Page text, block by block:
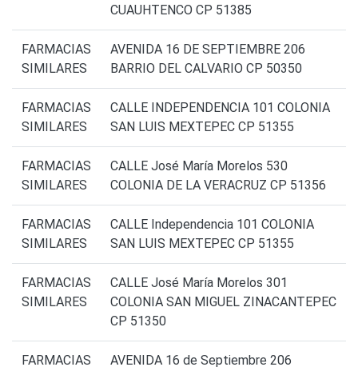
CUAUHTENCO CP 51385
FARMACIAS
SIMILARES
AVENIDA 16 DE SEPTIEMBRE 206
BARRIO DEL CALVARIO CP 50350
FARMACIAS
SIMILARES
CALLE INDEPENDENCIA 101 COLONIA
SAN LUIS MEXTEPEC CP 51355
FARMACIAS
SIMILARES
CALLE José María Morelos 530
COLONIA DE LA VERACRUZ CP 51356
FARMACIAS
SIMILARES
CALLE Independencia 101 COLONIA
SAN LUIS MEXTEPEC CP 51355
FARMACIAS
SIMILARES
CALLE José María Morelos 301
COLONIA SAN MIGUEL ZINACANTEPEC
CP 51350
FARMACIAS
AVENIDA 16 de Septiembre 206